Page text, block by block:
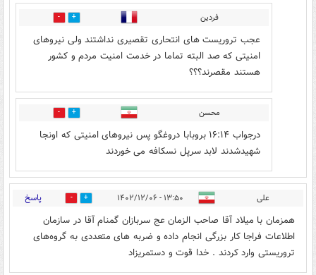
فردین 15
عجب تروریست های انتحاری تقصیری نداشتند ولی نیروهای
امنیتی که صد البته تماما در خدمت امنیت مردم و کشور
هستند مقصرند؟؟؟
محسن 10
درجواب ۱۶:۱۴ بروبابا دروغگو پس نیروهای امنیتی که اونجا
شهیدشدند لابد سرپل نسکافه می خوردند
علی ۱۳:۵۰ - ۱۴۰۲/۱۲/۰۶ 15 پاسخ
همزمان با میلاد آقا صاحب الزمان عج سربازان گمنام آقا در سازمان
اطلاعات فراجا کار بزرگی انجام داده و ضربه های متعددی به گروه‌های
تروریستی وارد کردند . خدا قوت و دستمریزاد